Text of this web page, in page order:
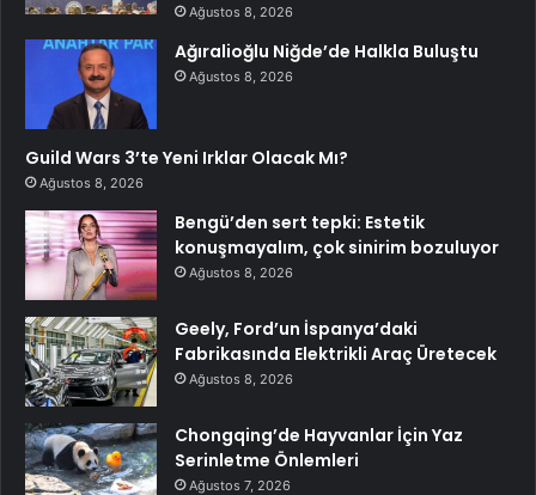
Ağustos 8, 2026
Ağıralioğlu Niğde’de Halkla Buluştu
Ağustos 8, 2026
Guild Wars 3’te Yeni Irklar Olacak Mı?
Ağustos 8, 2026
Bengü’den sert tepki: Estetik
konuşmayalım, çok sinirim bozuluyor
Ağustos 8, 2026
Geely, Ford’un İspanya’daki
Fabrikasında Elektrikli Araç Üretecek
Ağustos 8, 2026
Chongqing’de Hayvanlar İçin Yaz
Serinletme Önlemleri
Ağustos 7, 2026